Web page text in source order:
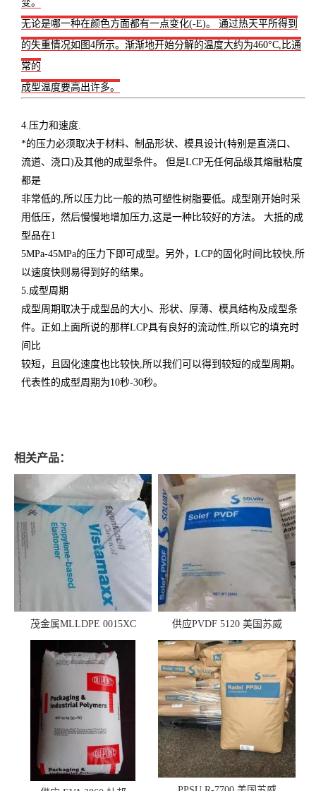
变。
无论是哪一种在颜色方面都有一点变化(-E)。 通过热天平所得到
的失重情况如图4所示。渐渐地开始分解的温度大约为460°C,比通
常的
成型温度要高出许多。
4.压力和速度.
*的压力必须取决于材料、制品形状、模具设计(特别是直浇口、
流道、浇口)及其他的成型条件。 但是LCP无任何品级其熔融粘度
都是
非常低的,所以压力比一般的热可塑性树脂要低。成型刚开始时采
用低压，然后慢慢地增加压力,这是一种比较好的方法。 大抵的成
型品在1
5MPa-45MPa的压力下即可成型。另外，LCP的固化时间比较快,所
以速度快则易得到好的结果。
5.成型周期
成型周期取决于成型品的大小、形状、厚薄、模具结构及成型条
件。正如上面所说的那样LCP具有良好的流动性,所以它的填充时
间比
较短，且固化速度也比较快,所以我们可以得到较短的成型周期。
代表性的成型周期为10秒-30秒。
相关产品：
茂金属MLLDPE 0015XC
0019XC 现货
供应PVDF 5120 美国苏威